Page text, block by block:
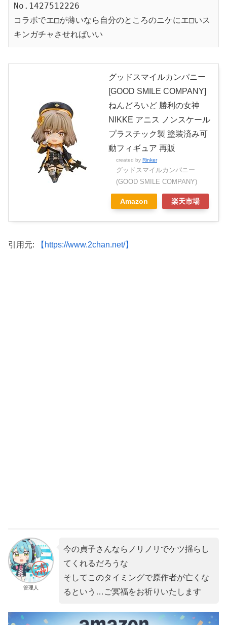
No.1427512226
コラボでエ□が薄いなら自分のところのニケにエ□いス
キンガチャさせればいい
グッドスマイルカンパニー
[GOOD SMILE COMPANY]
ねんどろいど 勝利の女神
NIKKE アニス ノンスケール
プラスチック製 塗装済み可
動フィギュア 再販
created by Rinker
グッドスマイルカンパニー
(GOOD SMILE COMPANY)
Amazon 楽天市場
引用元: 【https://www.2chan.net/】
管理人
今の貞子さんならノリノリでケツ揺らし
てくれるだろうな
そしてこのタイミングで原作者が亡くな
るという…ご冥福をお祈りいたします